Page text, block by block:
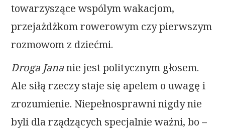
towarzyszące wspólym wakacjom,
przejażdżkom rowerowym czy pierwszym
rozmowom z dziećmi.
Droga Jananie jest politycznym głosem.
Ale siłą rzeczy staje się apelem o uwagę i
zrozumienie. Niepełnosprawni nigdy nie
byli dla rządzących specjalnie ważni, bo –